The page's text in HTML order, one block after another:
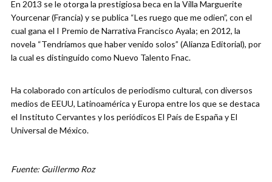
En 2013 se le otorga la prestigiosa beca en la Villa Marguerite
Yourcenar (Francia) y se publica “Les ruego que me odien”, con el
cual gana el I Premio de Narrativa Francisco Ayala; en 2012, la
novela “Tendríamos que haber venido solos” (Alianza Editorial), por
la cual es distinguido como Nuevo Talento Fnac.
Ha colaborado con artículos de periodismo cultural, con diversos
medios de EEUU, Latinoamérica y Europa entre los que se destaca
el Instituto Cervantes y los periódicos El País de España y El
Universal de México.
Fuente: Guillermo Roz